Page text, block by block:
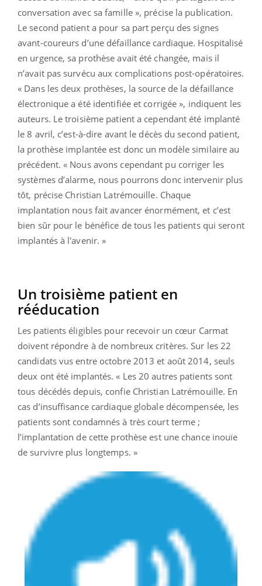
conversation avec sa famille », précise la publication.
Le second patient a pour sa part perçu des signes
avant-coureurs d’une défaillance cardiaque. Hospitalisé
en urgence, sa prothèse avait été changée, mais il
n’avait pas survécu aux complications post-opératoires.
« Dans les deux prothèses, la source de la défaillance
électronique a été identifiée et corrigée », indiquent les
auteurs. Le troisième patient a cependant été implanté
le 8 avril, c’est-à-dire avant le décès du second patient,
la prothèse implantée est donc un modèle similaire au
précédent. « Nous avons cependant pu corriger les
systèmes d’alarme, nous pourrons donc intervenir plus
tôt, précise Christian Latrémouille. Chaque
implantation nous fait avancer énormément, et c’est
bien sûr pour le bénéfice de tous les patients qui seront
implantés à l'avenir. »
Un troisième patient en
rééducation
Les patients éligibles pour recevoir un cœur Carmat
doivent répondre à de nombreux critères. Sur les 22
candidats vus entre octobre 2013 et août 2014, seuls
deux ont été implantés. « Les 20 autres patients sont
tous décédés depuis, confie Christian Latrémouille. En
cas d’insuffisance cardiaque globale décompensée, les
patients sont condamnés à très court terme ;
l’implantation de cette prothèse est une chance inouïe
de survivre plus longtemps. »